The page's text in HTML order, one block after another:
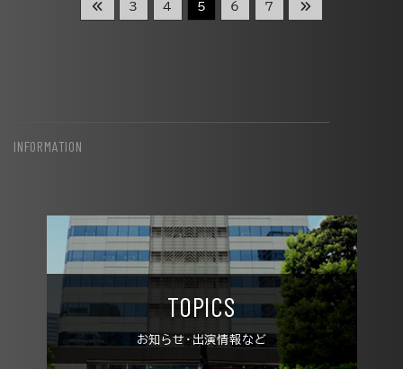
3 4 5 6 7
INFORMATION
TOPICS
お知らせ・出演情報など